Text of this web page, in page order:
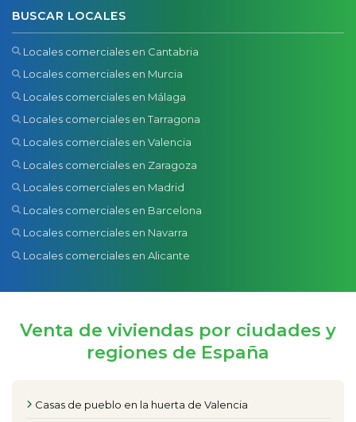
BUSCAR LOCALES
Locales comerciales en Cantabria
Locales comerciales en Murcia
Locales comerciales en Málaga
Locales comerciales en Tarragona
Locales comerciales en Valencia
Locales comerciales en Zaragoza
Locales comerciales en Madrid
Locales comerciales en Barcelona
Locales comerciales en Navarra
Locales comerciales en Alicante
Venta de viviendas por ciudades y
regiones de España
Casas de pueblo en la huerta de Valencia